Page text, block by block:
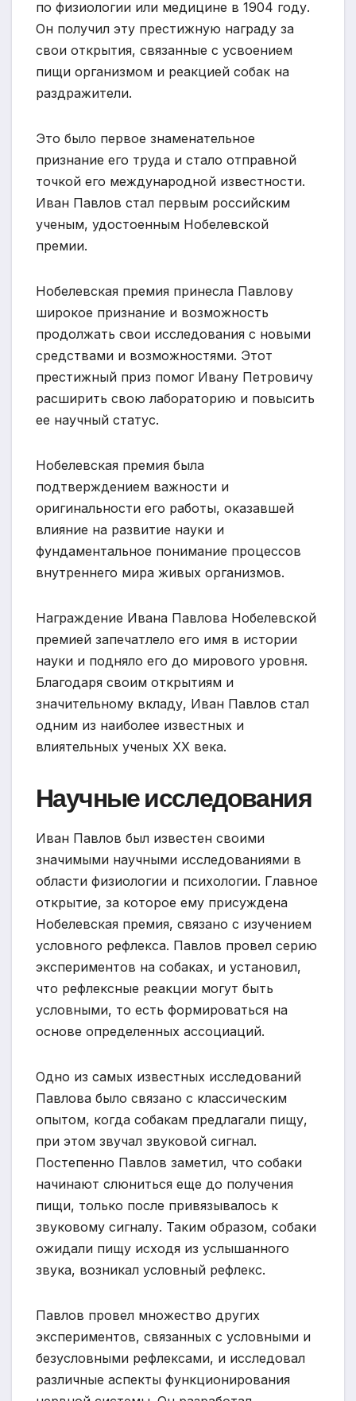
по физиологии или медицине в 1904 году.
Он получил эту престижную награду за
свои открытия, связанные с усвоением
пищи организмом и реакцией собак на
раздражители.
Это было первое знаменательное
признание его труда и стало отправной
точкой его международной известности.
Иван Павлов стал первым российским
ученым, удостоенным Нобелевской
премии.
Нобелевская премия принесла Павлову
широкое признание и возможность
продолжать свои исследования с новыми
средствами и возможностями. Этот
престижный приз помог Ивану Петровичу
расширить свою лабораторию и повысить
ее научный статус.
Нобелевская премия была
подтверждением важности и
оригинальности его работы, оказавшей
влияние на развитие науки и
фундаментальное понимание процессов
внутреннего мира живых организмов.
Награждение Ивана Павлова Нобелевской
премией запечатлело его имя в истории
науки и подняло его до мирового уровня.
Благодаря своим открытиям и
значительному вкладу, Иван Павлов стал
одним из наиболее известных и
влиятельных ученых XX века.
Научные исследования
Иван Павлов был известен своими
значимыми научными исследованиями в
области физиологии и психологии. Главное
открытие, за которое ему присуждена
Нобелевская премия, связано с изучением
условного рефлекса. Павлов провел серию
экспериментов на собаках, и установил,
что рефлексные реакции могут быть
условными, то есть формироваться на
основе определенных ассоциаций.
Одно из самых известных исследований
Павлова было связано с классическим
опытом, когда собакам предлагали пищу,
при этом звучал звуковой сигнал.
Постепенно Павлов заметил, что собаки
начинают слюниться еще до получения
пищи, только после привязывалось к
звуковому сигналу. Таким образом, собаки
ожидали пищу исходя из услышанного
звука, возникал условный рефлекс.
Павлов провел множество других
экспериментов, связанных с условными и
безусловными рефлексами, и исследовал
различные аспекты функционирования